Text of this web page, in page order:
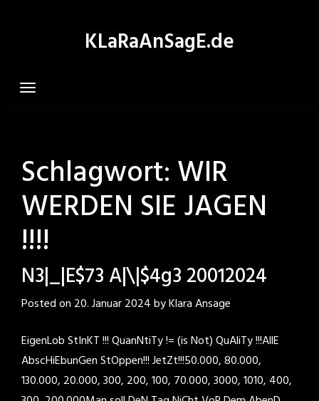
KLaRaAnSagE.de
Schlagwort: WIR
WERDEN SIE JAGEN
!!!!
N3|_|E$73 A|\|$4g3 20012024
Posted on 20. Januar 2024byKlara Ansage
EigenLob StInKT !!! QuanNtiTy != (is Not) QuAliTy !!!AllE
AbscHiEbunGen StOppen!!! JetZt!!!50.000, 80.000,
130.000, 20.000, 300, 200, 100, 70.000, 3000, 1010, 400,